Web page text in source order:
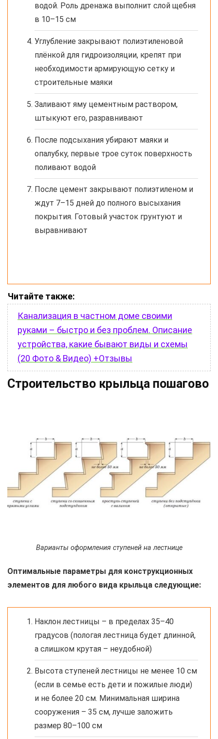
водой. Роль дренажа выполнит слой щебня
в 10–15 см
Углубление закрывают полиэтиленовой
плёнкой для гидроизоляции, крепят при
необходимости армирующую сетку и
строительные маяки
Заливают яму цементным раствором,
штыкуют его, разравнивают
После подсыхания убирают маяки и
опалубку, первые трое суток поверхность
поливают водой
После цемент закрывают полиэтиленом и
ждут 7–15 дней до полного высыхания
покрытия. Готовый участок грунтуют и
выравнивают
Читайте также:
Канализация в частном доме своими
руками – быстро и без проблем. Описание
устройства, какие бывают виды и схемы
(20 Фото & Видео) +Отзывы
Строительство крыльца пошагово
Варианты оформления ступеней на лестнице
Оптимальные параметры для конструкционных
элементов для любого вида крыльца следующие:
Наклон лестницы – в пределах 35–40
градусов (пологая лестница будет длинной,
а слишком крутая – неудобной)
Высота ступеней лестницы не менее 10 см
(если в семье есть дети и пожилые люди)
и не более 20 см. Минимальная ширина
сооружения – 35 см, лучше заложить
размер 80–100 см